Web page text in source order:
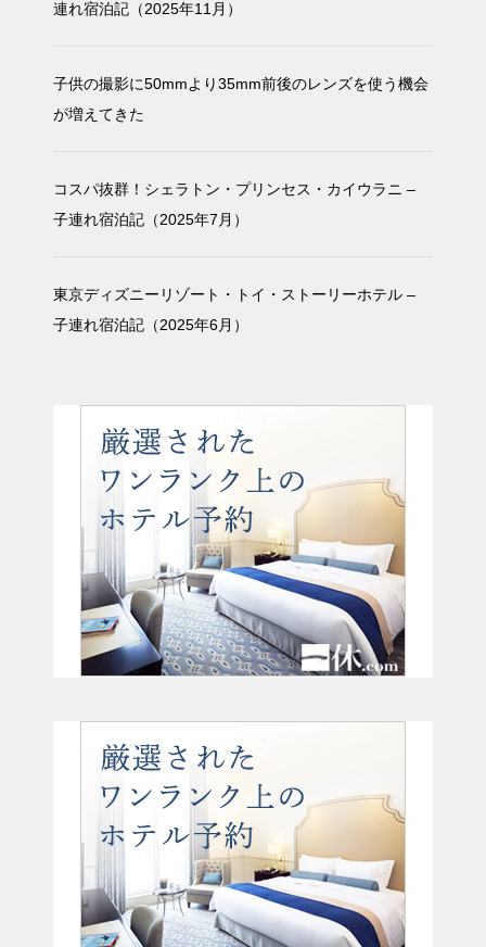
連れ宿泊記（2025年11月）
子供の撮影に50mmより35mm前後のレンズを使う機会
が増えてきた
コスパ抜群！シェラトン・プリンセス・カイウラニ –
子連れ宿泊記（2025年7月）
東京ディズニーリゾート・トイ・ストーリーホテル –
子連れ宿泊記（2025年6月）